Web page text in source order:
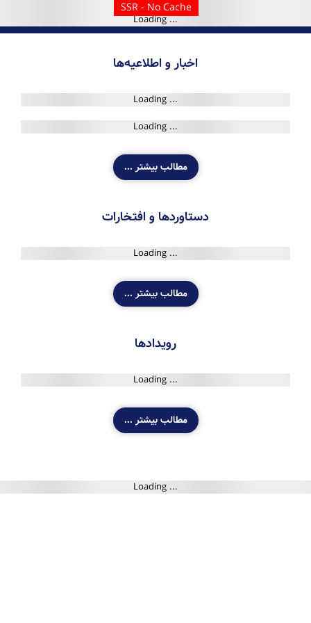
اخبار و اطلاعیه‌ها
مطالب بیشتر ...
دستاوردها و افتخارات
مطالب بیشتر ...
رویدادها
مطالب بیشتر ...